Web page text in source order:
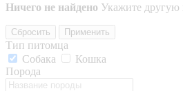
Ничего не найдено Укажите другую
Сбросить Применить
Тип питомца
Собака
Кошка
Порода